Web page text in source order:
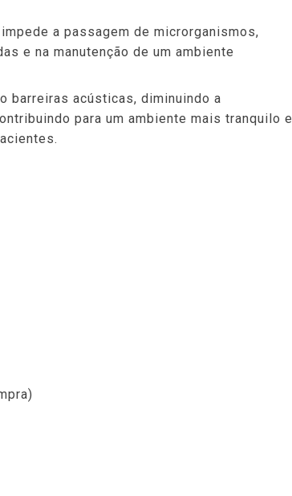
a passagem de microrganismos,
e na manutenção de um ambiente
barreiras acústicas, diminuindo a
para um ambiente mais tranquilo e